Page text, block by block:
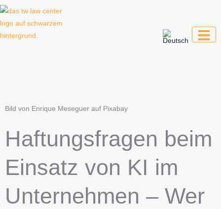
Zum
Bild von Enrique Meseguer auf Pixabay
Haftungsfragen beim
Einsatz von KI im
Unternehmen – Wer